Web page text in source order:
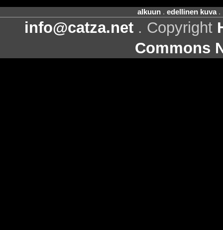
alkuun. edellinen kuva.
info@catza.net . Copyright
Commons